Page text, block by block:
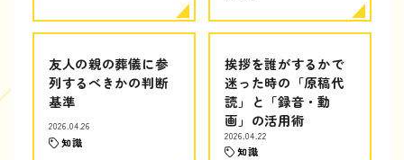
友人の親の葬儀に参
列するべきかの判断
基準
2026.04.26
知識
挨拶を誰がするかで
迷った時の「原稿代
読」と「録音・動
画」の活用術
2026.04.22
知識